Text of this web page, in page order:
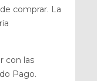
comprar. La
con las
Pago.